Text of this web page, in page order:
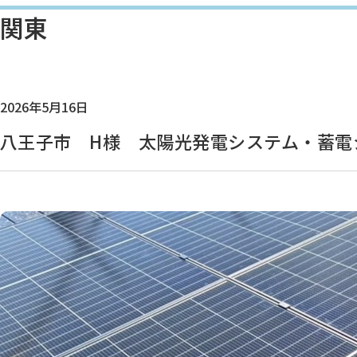
関東
2026年5月16日
八王子市 H様 太陽光発電システム・蓄電